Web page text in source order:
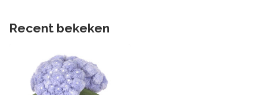
Recent bekeken